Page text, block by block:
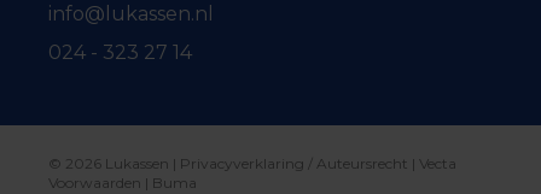
info@lukassen.nl
024 - 323 27 14
© 2026 Lukassen | Privacyverklaring / Auteursrecht | Vecta
Voorwaarden | Buma